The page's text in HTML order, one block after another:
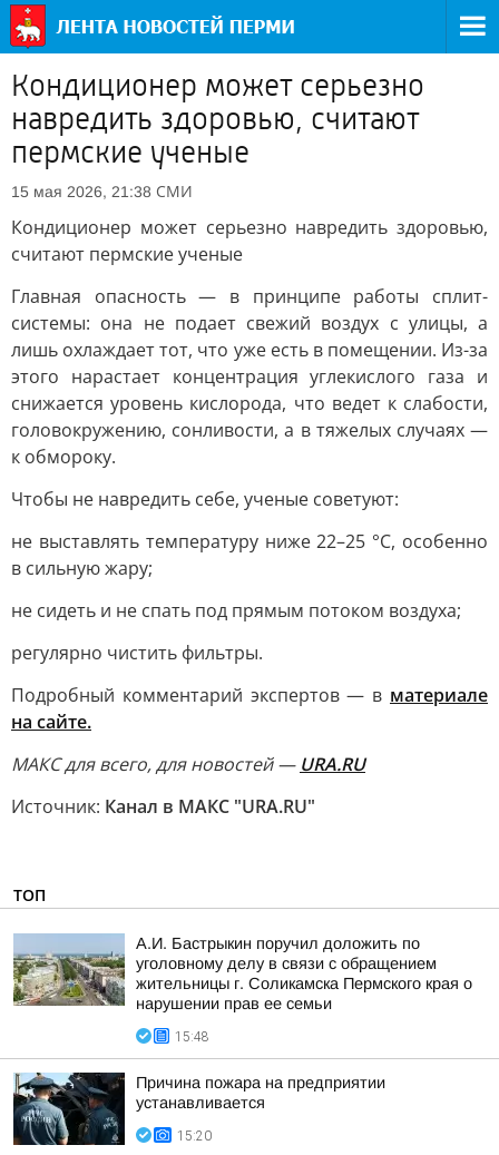
Кондиционер может серьезно
навредить здоровью, считают
пермские ученые
15 мая 2026, 21:38 СМИ
Кондиционер может серьезно навредить здоровью,
считают пермские ученые
Главная опасность — в принципе работы сплит-
системы: она не подает свежий воздух с улицы, а
лишь охлаждает тот, что уже есть в помещении. Из-за
этого нарастает концентрация углекислого газа и
снижается уровень кислорода, что ведет к слабости,
головокружению, сонливости, а в тяжелых случаях —
к обмороку.
Чтобы не навредить себе, ученые советуют:
не выставлять температуру ниже 22–25 °C, особенно
в сильную жару;
не сидеть и не спать под прямым потоком воздуха;
регулярно чистить фильтры.
Подробный комментарий экспертов — в материале
на сайте.
MAКС для всего, для новостей — URA.RU
Источник: Канал в МАКС "URA.RU"
ТОП
А.И. Бастрыкин поручил доложить по
уголовному делу в связи с обращением
жительницы г. Соликамска Пермского края о
нарушении прав ее семьи
15:48
Причина пожара на предприятии
устанавливается
15:20